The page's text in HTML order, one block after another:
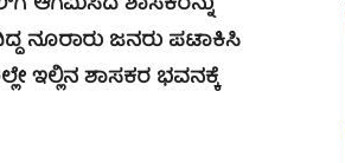
ನೂರಾರು ಜನರು ಪಟಾಕಿಸಿ
ಇಲ್ಲಿನ ಶಾಸಕರ ಭವನಕ್ಕೆ